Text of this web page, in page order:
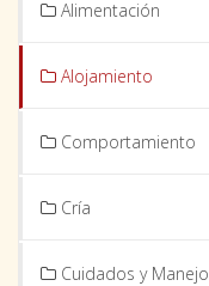
Alimentación
Alojamiento
Comportamiento
Cría
Cuidados y Manejo